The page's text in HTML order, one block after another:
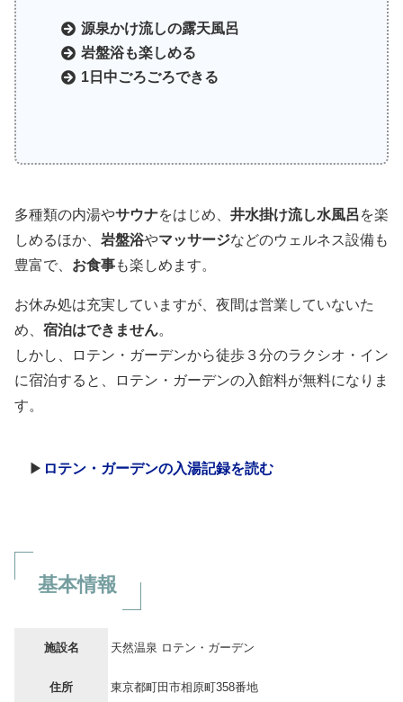
源泉かけ流しの露天風呂
岩盤浴も楽しめる
1日中ごろごろできる
多種類の内湯やサウナをはじめ、 井水掛け流し水風呂を楽
しめるほか、 岩盤浴やマッサージなどのウェルネス設備も
豊富で、 お食事も楽しめます。
お休み処は充実していますが、夜間は営業していないた
め、 宿泊はできません。
しかし、ロテン・ガーデンから徒歩３分のラクシオ・イン
に宿泊すると、ロテン・ガーデンの入館料が無料になりま
す。
▶ ロテン・ガーデンの入湯記録を読む
基本情報
施設名 天然温泉 ロテン・ガーデン
住所 東京都町田市相原町358番地